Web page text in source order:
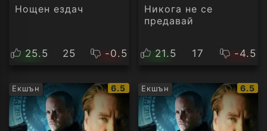
Нощен ездач
25.5 25 -0.5
Никога не се
предавай
21.5 17 -4.5
Екшън
IMDb
рейтинг:
6.5 Екшън
IMDb
6.5